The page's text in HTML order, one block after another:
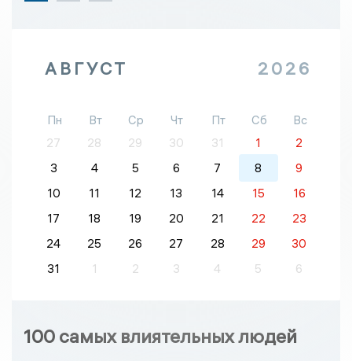
АВГУСТ 2026
Пн Вт Ср Чт Пт Сб
Вс
27
28 29 30 31 1
2
3
4 5 6 7 8
9
10
11 12 13 14 15
16
17
18 19 20 21 22
23
24
25 26 27 28 29
30
31
1 2 3 4 5 6
100 самых влиятельных людей